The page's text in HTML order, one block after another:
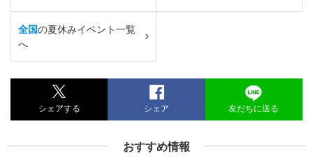
全国の夏休みイベント一覧
へ
シェアする シェア 友だちに送る
おすすめ情報